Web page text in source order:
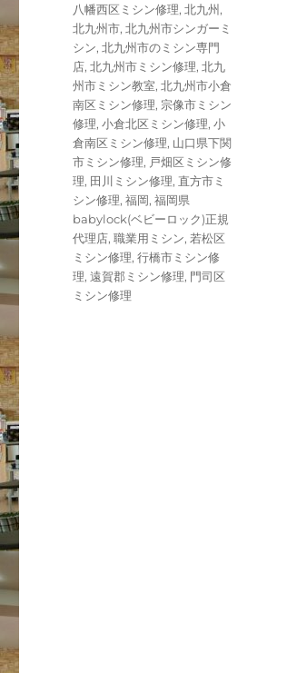
八幡西区ミシン修理,北九州 ,
北九州市,北九州市シンガーミ
シン,北九州市のミシン専門
店,北九州市ミシン修理,北九
州市ミシン教室,北九州市小倉
南区ミシン修理, 宗像市ミシン
修理,小倉北区ミシン修理,小
倉南区ミシン修理, 山口県下関
市ミシン修理, 戸畑区ミシン修
理, 田川ミシン修理, 直方市ミ
シン修理,福岡,福岡県
babylock(ベビーロック)正規
代理店,職業用ミシン, 若松区
ミシン修理,行橋市ミシン修
理,遠賀郡ミシン修理, 門司区
ミシン修理